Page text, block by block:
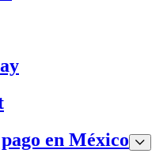
en México